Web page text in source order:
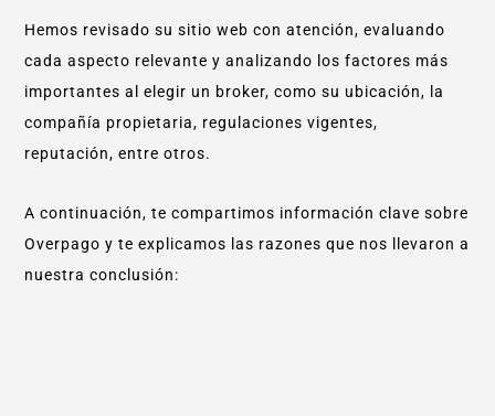
Hemos revisado su sitio web con atención, evaluando
cada aspecto relevante y analizando los factores más
importantes al elegir un broker, como su ubicación, la
compañía propietaria, regulaciones vigentes,
reputación, entre otros.
A continuación, te compartimos información clave sobre
Overpago y te explicamos las razones que nos llevaron a
nuestra conclusión: